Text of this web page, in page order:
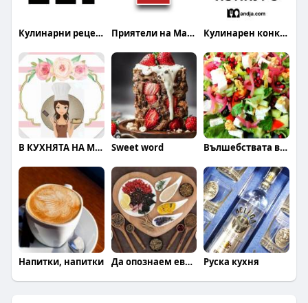
Кулинарни рецепти Приятели на Mandja.bg Кулинарен конкурс
В КУХНЯТА НА МОДЕРНАТА ЖЕНА Sweet word Вълшебствата в кухнята на Галя
Напитки, напитки Да опознаем европейските кухни Руска кухня